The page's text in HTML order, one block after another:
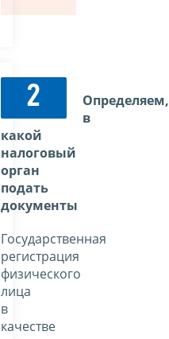
2
Определяем,
в
какой
налоговый
орган
подать
документы
Государственная
регистрация
физического
лица
в
качестве